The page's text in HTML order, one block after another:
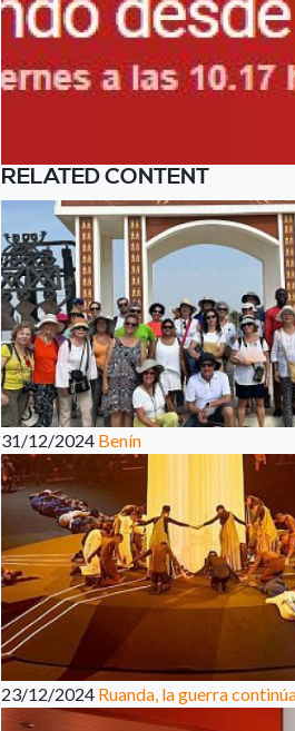
RELATED CONTENT
31/12/2024 Benín
23/12/2024 Ruanda, la guerra